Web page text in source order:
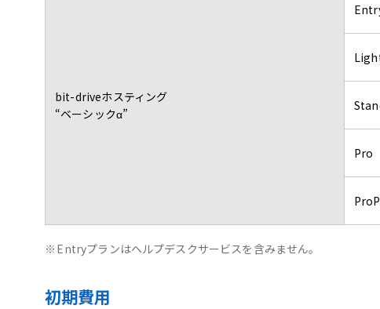
bit-driveホスティング
“ベーシックα”
Pro
※ Entryプランはヘルプデスクサービスを含みません。
初期費用